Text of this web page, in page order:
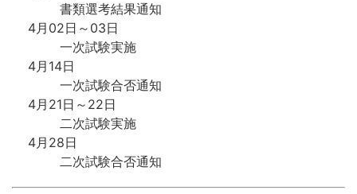
書類選考結果通知
4月02日～03日
一次試験実施
4月14日
一次試験合否通知
4月21日～22日
二次試験実施
4月28日
二次試験合否通知